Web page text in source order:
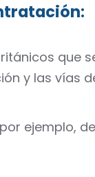
:
que
y las vías
ejemplo,